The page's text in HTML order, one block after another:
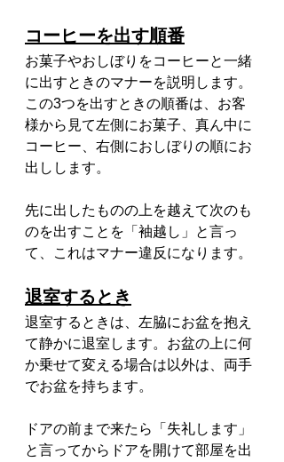
コーヒーを出す順番
お菓子やおしぼりをコーヒーと一緒
に出すときのマナーを説明します。
この3つを出すときの順番は、お客
様から見て左側にお菓子、真ん中に
コーヒー、右側におしぼりの順にお
出しします。
先に出したものの上を越えて次のも
のを出すことを「袖越し」と言っ
て、これはマナー違反になります。
退室するとき
退室するときは、左脇にお盆を抱え
て静かに退室します。お盆の上に何
か乗せて変える場合は以外は、両手
でお盆を持ちます。
ドアの前まで来たら「失礼します」
と言ってからドアを開けて部屋を出